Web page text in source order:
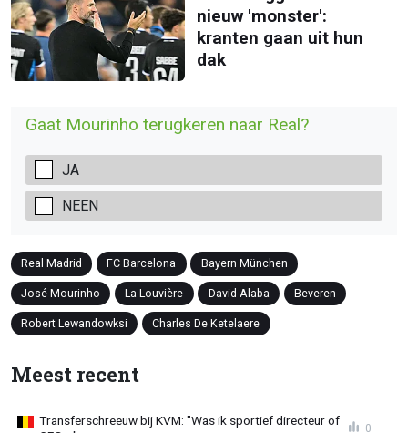
nieuw 'monster':
kranten gaan uit hun
dak
Gaat Mourinho terugkeren naar Real?
JA
NEEN
Real Madrid FC Barcelona Bayern München
José Mourinho La Louvière David Alaba Beveren
Robert Lewandowksi Charles De Ketelaere
Meest recent
Transferschreeuw bij KVM: "Was ik sportief directeur of
0